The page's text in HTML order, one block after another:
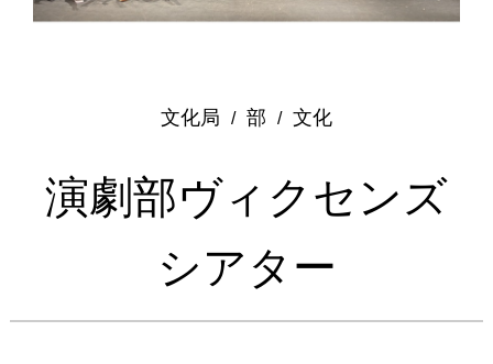
文化局 / 部 / 文化
演劇部ヴィクセンズ
シアター